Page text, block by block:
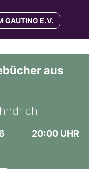
GAUTING E.V.
aus
20:00 UHR